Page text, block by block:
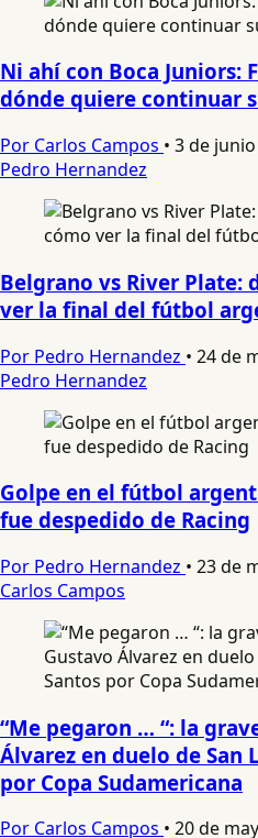
Ni ahí con Boca Juniors:
dónde quiere continuar
Por Carlos Campos • 3 de
Pedro Hernandez
Belgrano vs River Plate:
ver la final del fútbol
Por Pedro Hernandez • 24 de
Pedro Hernandez
Golpe en el fútbol
fue despedido de Racing
Por Pedro Hernandez • 23 de
Carlos Campos
“Me pegaron … “: la
Álvarez en duelo de San
por Copa Sudamericana
Por Carlos Campos • 20 de